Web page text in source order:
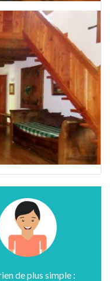
de plus simple :